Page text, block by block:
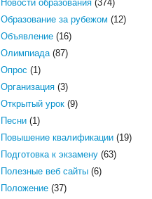
Новости образования(374)
Образование за рубежом (12)
Объявление(16)
Олимпиада(87)
Опрос (1)
Организация(3)
Открытый урок(9)
Песни(1)
Повышение квалификации(19)
Подготовка к экзамену(63)
Полезные веб сайты(6)
Положение(37)